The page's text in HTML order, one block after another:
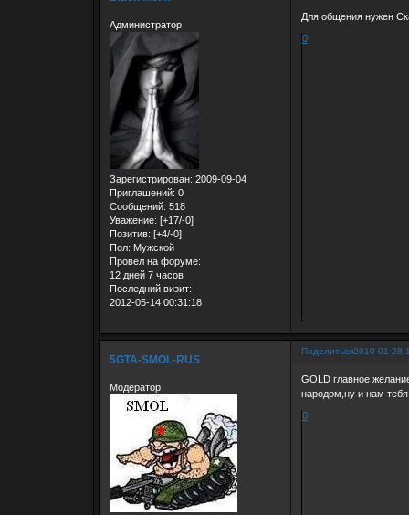
Администратор
Зарегистрирован: 2009-09-04
Приглашений: 0
Сообщений: 518
Уважение: [+17/-0]
Позитив: [+4/-0]
Пол: Мужской
Провел на форуме:
12 дней 7 часов
Последний визит:
2012-05-14 00:31:18
Для общения нужен
0
Поделиться2010-01-28
5GTA-SMOL-RUS
Модератор
GOLD главное
народом,ну и нам
0